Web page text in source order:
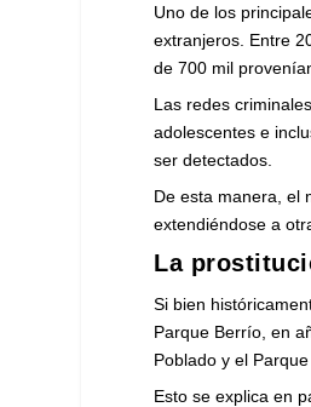
Uno de los
extranjeros. Entre
de 700 mil
Las redes
adolescentes e
ser detectados.
De esta manera, el
extendiéndose a
La
Si bien
Parque Berrío, en
Poblado y el Parque
Esto se explica en